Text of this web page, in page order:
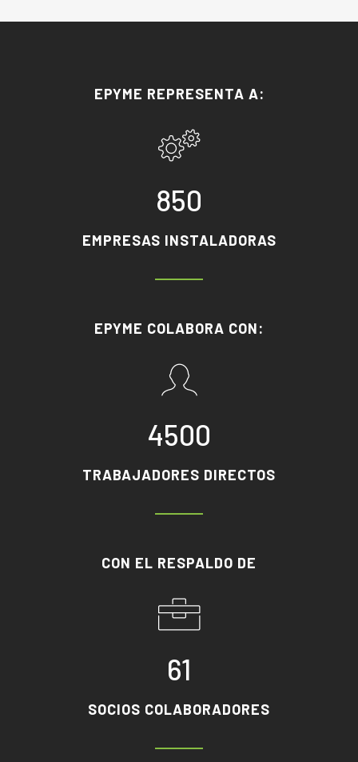
EPYME REPRESENTA A:
850
EMPRESAS INSTALADORAS
EPYME COLABORA CON:
4500
TRABAJADORES DIRECTOS
CON EL RESPALDO DE
61
SOCIOS COLABORADORES